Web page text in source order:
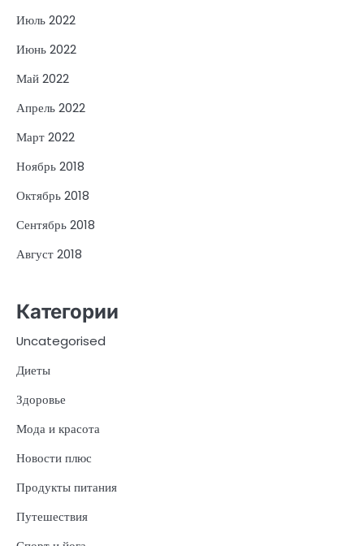
Июль 2022
Июнь 2022
Май 2022
Апрель 2022
Март 2022
Ноябрь 2018
Октябрь 2018
Сентябрь 2018
Август 2018
Категории
Uncategorised
Диеты
Здоровье
Мода и красота
Новости плюс
Продукты питания
Путешествия